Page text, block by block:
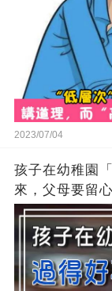
2023/07/04
孩子在幼稚園
來，父母要留心